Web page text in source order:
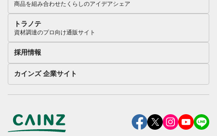
商品を組み合わせたくらしのアイデアシェア
トラノテ
資材調達のプロ向け通販サイト
採用情報
カインズ 企業サイト